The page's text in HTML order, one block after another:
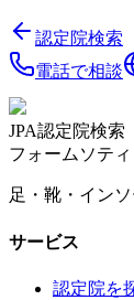
認定院検索
電話で相談
JPA認定院検索
フォームソテ
足・靴・イン
サービス
認定院を